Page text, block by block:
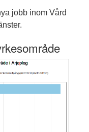
jobb inom Vård